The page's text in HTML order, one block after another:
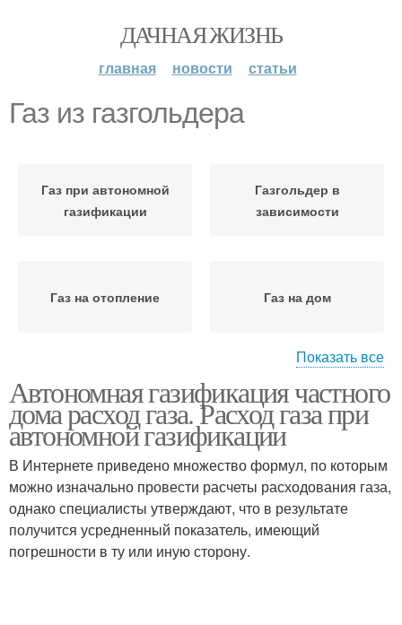
ДАЧНАЯ ЖИЗНЬ
главная новости статьи
Газ из газгольдера
Газ при автономной
газификации
Газгольдер в
зависимости
Газ на отопление Газ на дом
Сжиженный газ
газе
Природный газ Газ в газгольдере
Показать все
Автономная газификация частного
дома расход газа. Расход газа при
автономной газификации
В Интернете приведено множество формул, по которым
можно изначально провести расчеты расходования газа,
однако специалисты утверждают, что в результате
получится усредненный показатель, имеющий
погрешности в ту или иную сторону.